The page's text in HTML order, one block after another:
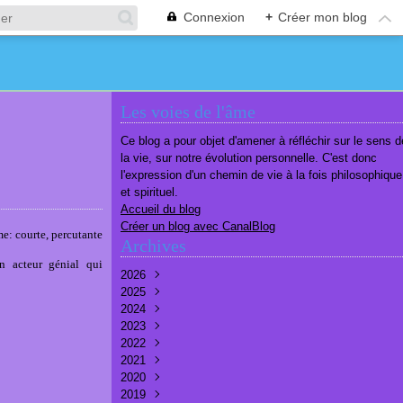
Connexion + Créer mon blog
courte, percutante
acteur génial qui
Les voies de l'âme
Ce blog a pour objet d'amener à réfléchir sur le sens
la vie, sur notre évolution personnelle. C'est donc
l'expression d'un chemin de vie à la fois philosophique
et spirituel.
Accueil du blog
Créer un blog avec CanalBlog
Archives
2026
Août
Juillet
Juin
Mai(7)
Avril
Mars
Février
2025
Décembre
Novembre
Octobre
Septembre
Août
Juillet
2024
Décembre
Novembre
Octobre
Septembre
Août
2023
Décembre
Novembre
Octobre
Septembre
2022
Décembre
Septembre
Août
2021
Décembre
Novembre
2020
Décembre
2019